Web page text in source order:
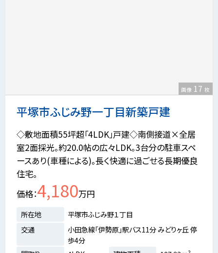
平塚市ふじみ野一丁目新築戸建
画像 17 枚
◇敷地面積55坪超「4LDK」戸建◇南側接道×全居
室2面採光。約20.0帖の広々LDK。3台分の駐車スペ
ースあり(車種による)。長く快適に過ごせる長期優良
住宅。
価格 4,180万円
所在地
平塚市ふじみ野１丁目
交通
小田急線「伊勢原」駅バス11分 みどりヶ丘 停
歩4分